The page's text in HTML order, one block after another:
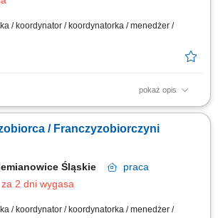
/ koordynator / koordynatorka / menedżer /
pokaż opis
własnej działalności gospodarczej w
stanów magazynowych i zamówień.
sklepu do potrzeb lokalnego rynku.
/ Franczyzobiorczyni
Śląskie
praca
za 2 dni wygasa
/ koordynator / koordynatorka / menedżer /